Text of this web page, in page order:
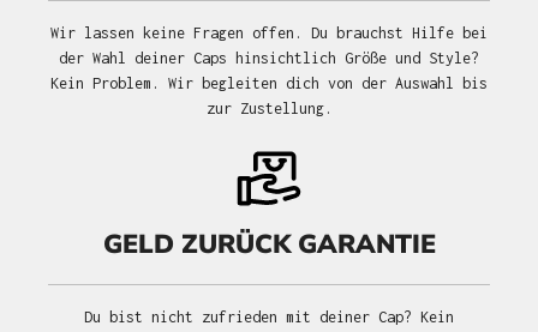
Wir lassen keine Fragen offen. Du brauchst Hilfe bei
der Wahl deiner Caps hinsichtlich Größe und Style?
Kein Problem. Wir begleiten dich von der Auswahl bis
zur Zustellung.
GELD ZURÜCK GARANTIE
Du bist nicht zufrieden mit deiner Cap? Kein